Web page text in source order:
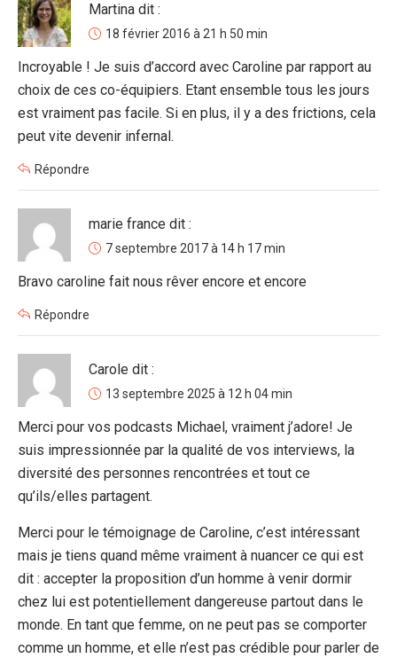
Martina dit :
18 février 2016 à 21 h 50 min
Incroyable ! Je suis d’accord avec Caroline par rapport au
choix de ces co-équipiers. Etant ensemble tous les jours
est vraiment pas facile. Si en plus, il y a des frictions, cela
peut vite devenir infernal.
Répondre
marie france dit :
7 septembre 2017 à 14 h 17 min
Bravo caroline fait nous rêver encore et encore
Répondre
Carole dit :
13 septembre 2025 à 12 h 04 min
Merci pour vos podcasts Michael, vraiment j’adore! Je
suis impressionnée par la qualité de vos interviews, la
diversité des personnes rencontrées et tout ce
qu’ils/elles partagent.
Merci pour le témoignage de Caroline, c’est intéressant
mais je tiens quand même vraiment à nuancer ce qui est
dit : accepter la proposition d’un homme à venir dormir
chez lui est potentiellement dangereuse partout dans le
monde. En tant que femme, on ne peut pas se comporter
comme un homme, et elle n’est pas crédible pour parler de